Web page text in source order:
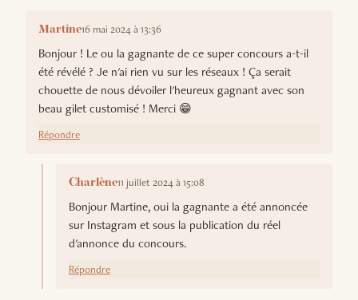
Martine16 mai 2024 à 13:36
Bonjour ! Le ou la gagnante de ce super concours a-t-il
été révélé ? Je n'ai rien vu sur les réseaux ! Ça serait
chouette de nous dévoiler l'heureux gagnant avec son
beau gilet customisé ! Merci 😁
Répondre
Charlène11 juillet 2024 à 15:08
Bonjour Martine, oui la gagnante a été annoncée
sur Instagram et sous la publication du réel
d'annonce du concours.
Répondre